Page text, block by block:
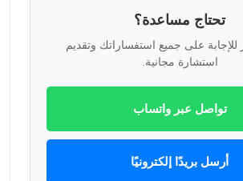
تحتاج مساعدة؟
للإجابة على جميع استفساراتك وتقديم
استشارة مجانية.
تواصل عبر واتساب
أرسل بريدًا إلكترونيًا